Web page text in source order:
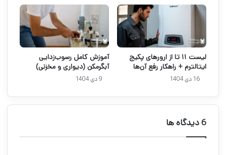
لیست ۱۱ تا از ارورهای پکیج
ایتالترم + راهکار رفع آن‌ها
16 دی 1404
آموزش کامل رسوب‌زدایی
آبگرمکن (دیواری و مخزنی)
9 دی 1404
‫6 دیدگاه ها